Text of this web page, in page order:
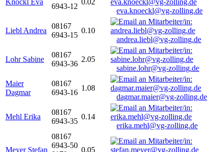
Knöckl Eva
6943-12
0.02
eva.knoeckl@vg-zolling.de
Liebl Andrea
08167
6943-15
0.10
andrea.liebl@vg-zolling.de
Lohr Sabine
08167
6943-36
2.05
sabine.lohr@vg-zolling.de
Maier
Dagmar
08167
6943-16
1.08
dagmar.maier@vg-zolling.de
Mehl Erika
08167
6943-35
0.14
erika.mehl@vg-zolling.de
Meyer Stefan
08167
6943-50
0.05